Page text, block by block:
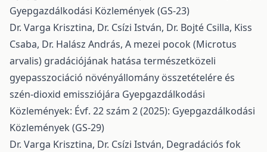
Gyepgazdálkodási Közlemények (GS-23)
Dr. Varga Krisztina, Dr. Csízi István, Dr. Bojté Csilla, Kiss
Csaba, Dr. Halász András, A mezei pocok (Microtus
arvalis) gradációjának hatása természetközeli
gyepasszociáció növényállomány összetételére és
szén-dioxid emissziójára Gyepgazdálkodási
Közlemények: Évf. 22 szám 2 (2025): Gyepgazdálkodási
Közlemények (GS-29)
Dr. Varga Krisztina, Dr. Csízi István, Degradációs fok